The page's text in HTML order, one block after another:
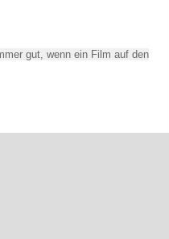
gut, wenn ein Film auf den